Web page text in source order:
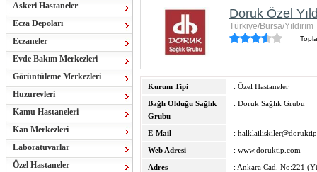
Askeri Hastaneler
Ecza Depoları
Eczaneler
Evde Bakım Merkezleri
Görüntüleme Merkezleri
Huzurevleri
Kamu Hastaneleri
Kan Merkezleri
Laboratuvarlar
Özel Hastaneler
Doruk Özel
Türkiye/Bursa/Yıldırım
Kurum Tipi
: Özel Hastaneler
Bağlı Olduğu Sağlık
Grubu
: Doruk Sağlık Grubu
E-Mail :
Web Adresi
: www.doruktip.com
Adres
: Ankara Cad. No:221